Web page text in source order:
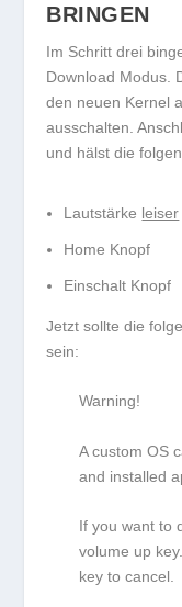
BRINGEN
Im Schritt drei
Download Modus.
den neuen Kernel
ausschalten.
und hälst die
Lautstärke leiser
Home Knopf
Einschalt Knopf
Jetzt sollte die
sein:
Warning!
A custom OS
and installed
If you want to
volume up
key to cancel.